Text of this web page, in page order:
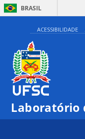
BRASIL
ACESSIBILIDADE
Laboratório